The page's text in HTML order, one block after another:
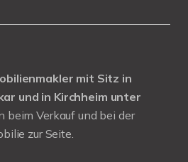
mit Sitz in
und in Kirchheim unter
beim Verkauf und bei der
zur Seite.